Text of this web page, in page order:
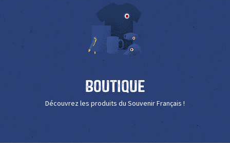
Boutique
Découvrez les produits du Souvenir Français !